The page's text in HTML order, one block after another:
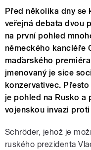
Před několika dny se
veřejná debata dvou
na první pohled
německého kancléře
maďarského
jmenovaný je sice
konzervativec.
je pohled na Rusko a
vojenskou invazi
Schröder, jehož je
ruského prezidenta